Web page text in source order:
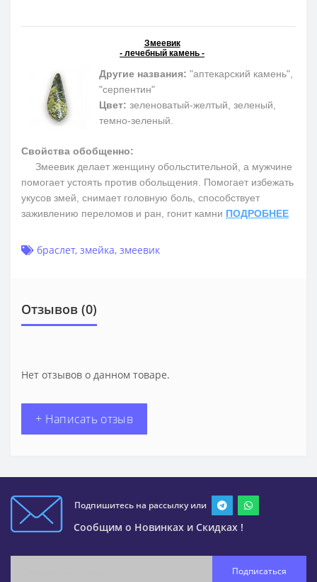
Змеевик
- лечебный камень -
Другие названия: "аптекарский камень",
"серпентин"
Цвет: зеленоватый-желтый, зеленый,
темно-зеленый.
Свойства обобщенно:
Змеевик делает женщину обольстительной, а мужчине
помогает устоять против обольщения. Помогает избежать
укусов змей, снимает головную боль, способствует
заживлению переломов и ран, гонит камни ПОДРОБНЕЕ
браслет, змейка, змеевик
Отзывов (0)
Нет отзывов о данном товаре.
+ Написать отзыв
Подпишитесь на рассылку или
Сообщим о Новинках и Скидках !
Подписаться